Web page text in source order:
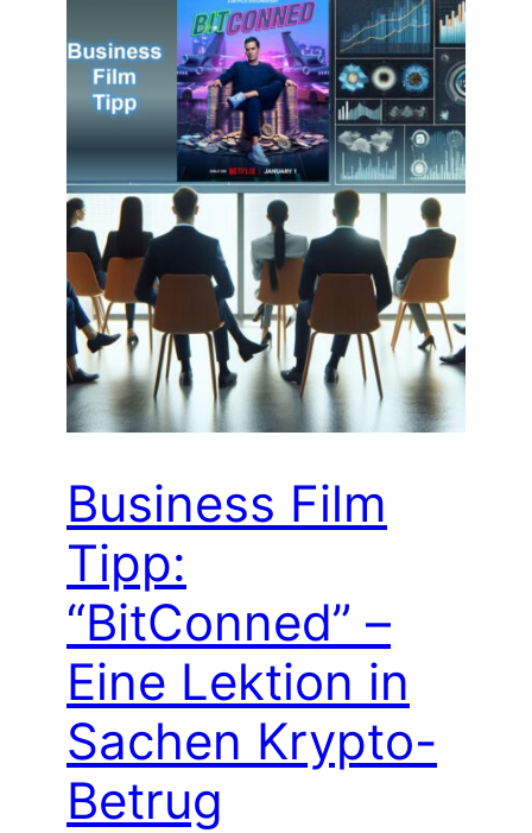
Business Film
Tipp:
“BitConned” –
Eine Lektion in
Sachen Krypto-
Betrug